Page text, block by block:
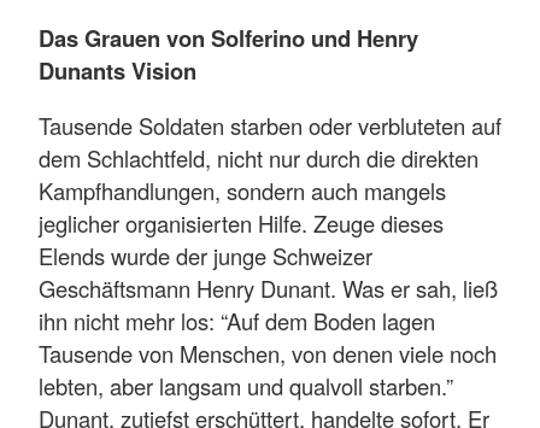
Das Grauen von Solferino und Henry
Dunants Vision
Tausende Soldaten starben oder verbluteten auf
dem Schlachtfeld, nicht nur durch die direkten
Kampfhandlungen, sondern auch mangels
jeglicher organisierten Hilfe. Zeuge dieses
Elends wurde der junge Schweizer
Geschäftsmann Henry Dunant. Was er sah, ließ
ihn nicht mehr los: “Auf dem Boden lagen
Tausende von Menschen, von denen viele noch
lebten, aber langsam und qualvoll starben.”
Dunant, zutiefst erschüttert, handelte sofort. Er